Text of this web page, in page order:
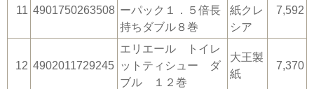
11 4901750263508 ーパック１．５倍長
持ちダブル８巻
紙クレ
シア
7,592
12 4902011729245
エリエール トイレ
ットティシュー ダ
ブル １２巻
大王製
紙
7,370